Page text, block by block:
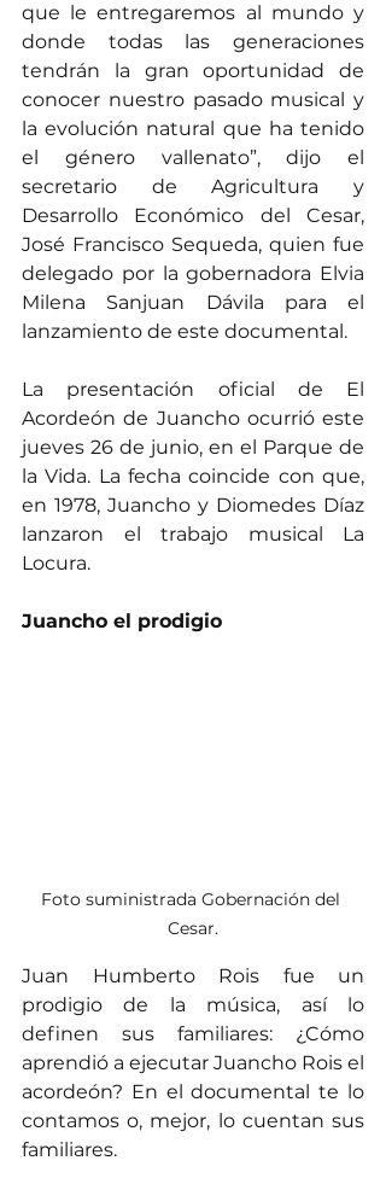
que le entregaremos al mundo y
donde todas las generaciones
tendrán la gran oportunidad de
conocer nuestro pasado musical y
la evolución natural que ha tenido
el género vallenato”, dijo el
secretario de Agricultura y
Desarrollo Económico del Cesar,
José Francisco Sequeda, quien fue
delegado por la gobernadora Elvia
Milena Sanjuan Dávila para el
lanzamiento de este documental.
La presentación oficial de El
Acordeón de Juancho ocurrió este
jueves 26 de junio, en el Parque de
la Vida. La fecha coincide con que,
en 1978, Juancho y Diomedes Díaz
lanzaron el trabajo musical La
Locura.
Juancho el prodigio
Foto suministrada Gobernación del
Cesar.
Juan Humberto Rois fue un
prodigio de la música, así lo
definen sus familiares: ¿Cómo
aprendió a ejecutar Juancho Rois el
acordeón? En el documental te lo
contamos o, mejor, lo cuentan sus
familiares.